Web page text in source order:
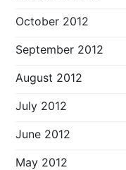
October 2012
September 2012
August 2012
July 2012
June 2012
May 2012